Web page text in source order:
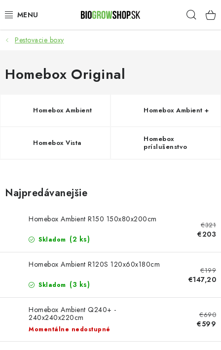
na
PESTOVANIE
HEADSHOP
TOTÁLNY VÝPREDAJ
O nás
Platba a dodanie
Podmienky ochrany osobných údajov
Formulár na odstúpenie od zmluvy
Odstúpenie od zmluvy online
Pestovacie boxy
Homebox Original
Homebox Ambient Homebox Ambient +
Homebox Vista
Homebox
príslušenstvo
Najpredávanejšie
Homebox Ambient R150 150x80x200cm
Skladom (2 ks)
€321
€203
Homebox Ambient R120S 120x60x180cm
Skladom (3 ks)
€199
€147,20
Homebox Ambient Q240+ -
240x240x220cm
Momentálne nedostupné
€690
€599